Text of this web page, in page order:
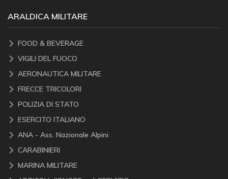
ARALDICA MILITARE
FOOD & BEVERAGE
VIGILI DEL FUOCO
AERONAUTICA MILITARE
FRECCE TRICOLORI
POLIZIA DI STATO
ESERCITO ITALIANO
ANA - Ass. Nazionale Alpini
CARABINIERI
MARINA MILITARE